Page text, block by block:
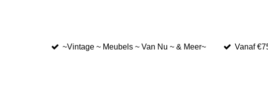
~Vintage ~ Meubels ~ Van Nu ~ & Meer~
Vanaf